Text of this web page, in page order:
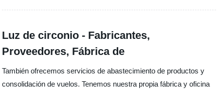
Luz de circonio - Fabricantes,
Proveedores, Fábrica de
También ofrecemos servicios de abastecimiento de productos y
consolidación de vuelos. Tenemos nuestra propia fábrica y oficina